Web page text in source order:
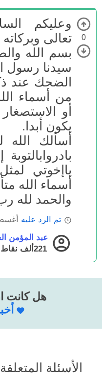
0
وعليكم
تعالى وبركاته
بسم الله
سيدنا رسول
الضحك عند
من أسماء
أو
يكون أبدا.
أسألك الله
ياإخوتي
أسماء الله
والحمد لله
تم الرد عليه أغسطس
عبد المؤمن
221ألف
نقاط
هل كانت
الأسئلة المتعلقة